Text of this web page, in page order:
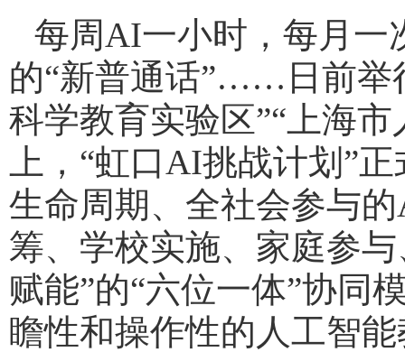
每周AI一小时，每月
的“新普通话”……日前举
科学教育实验区”“上海
上， “虹口AI挑战计划 ”
生命周期、全社会参与
筹、学校实施、家庭参
赋能”的“六位一体”协同
瞻性和操作性的人工智